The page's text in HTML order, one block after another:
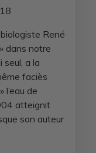
René
dans notre
seul, a la
faciès
l’eau de
atteignit
son auteur